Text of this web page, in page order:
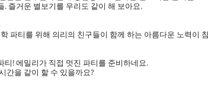
. 즐거운 별보기를 우리도 같이 해 보아요.
파티를 위해 의리의 친구들이 함께 하는 아름다운 노력이
티! 에밀리가 직접 멋진 파티를 준비하네요.
간을 같이 할 수 있을까요?